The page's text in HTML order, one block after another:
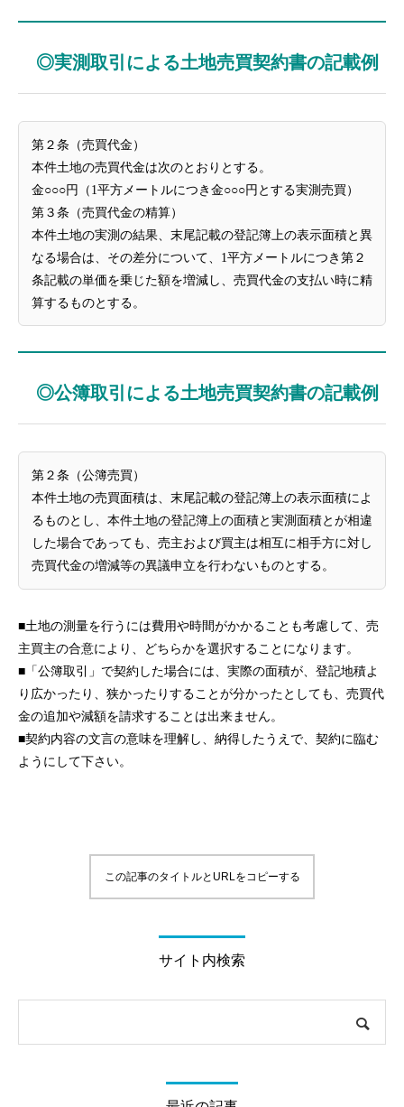
◎実測取引による土地売買契約書の記載例
第２条（売買代金）
本件土地の売買代金は次のとおりとする。
金○○○円（1平方メートルにつき金○○○円とする実測売買）
第３条（売買代金の精算）
本件土地の実測の結果、末尾記載の登記簿上の表示面積と異
なる場合は、その差分について、1平方メートルにつき第２
条記載の単価を乗じた額を増減し、売買代金の支払い時に精
算するものとする。
◎公簿取引による土地売買契約書の記載例
第２条（公簿売買）
本件土地の売買面積は、末尾記載の登記簿上の表示面積によ
るものとし、本件土地の登記簿上の面積と実測面積とが相違
した場合であっても、売主および買主は相互に相手方に対し
売買代金の増減等の異議申立を行わないものとする。
■土地の測量を行うには費用や時間がかかることも考慮して、売
主買主の合意により、どちらかを選択することになります。
■「公簿取引」で契約した場合には、実際の面積が、登記地積よ
り広かったり、狭かったりすることが分かったとしても、売買代
金の追加や減額を請求することは出来ません。
■契約内容の文言の意味を理解し、納得したうえで、契約に臨む
ようにして下さい。
この記事のタイトルとURLをコピーする
サイト内検索